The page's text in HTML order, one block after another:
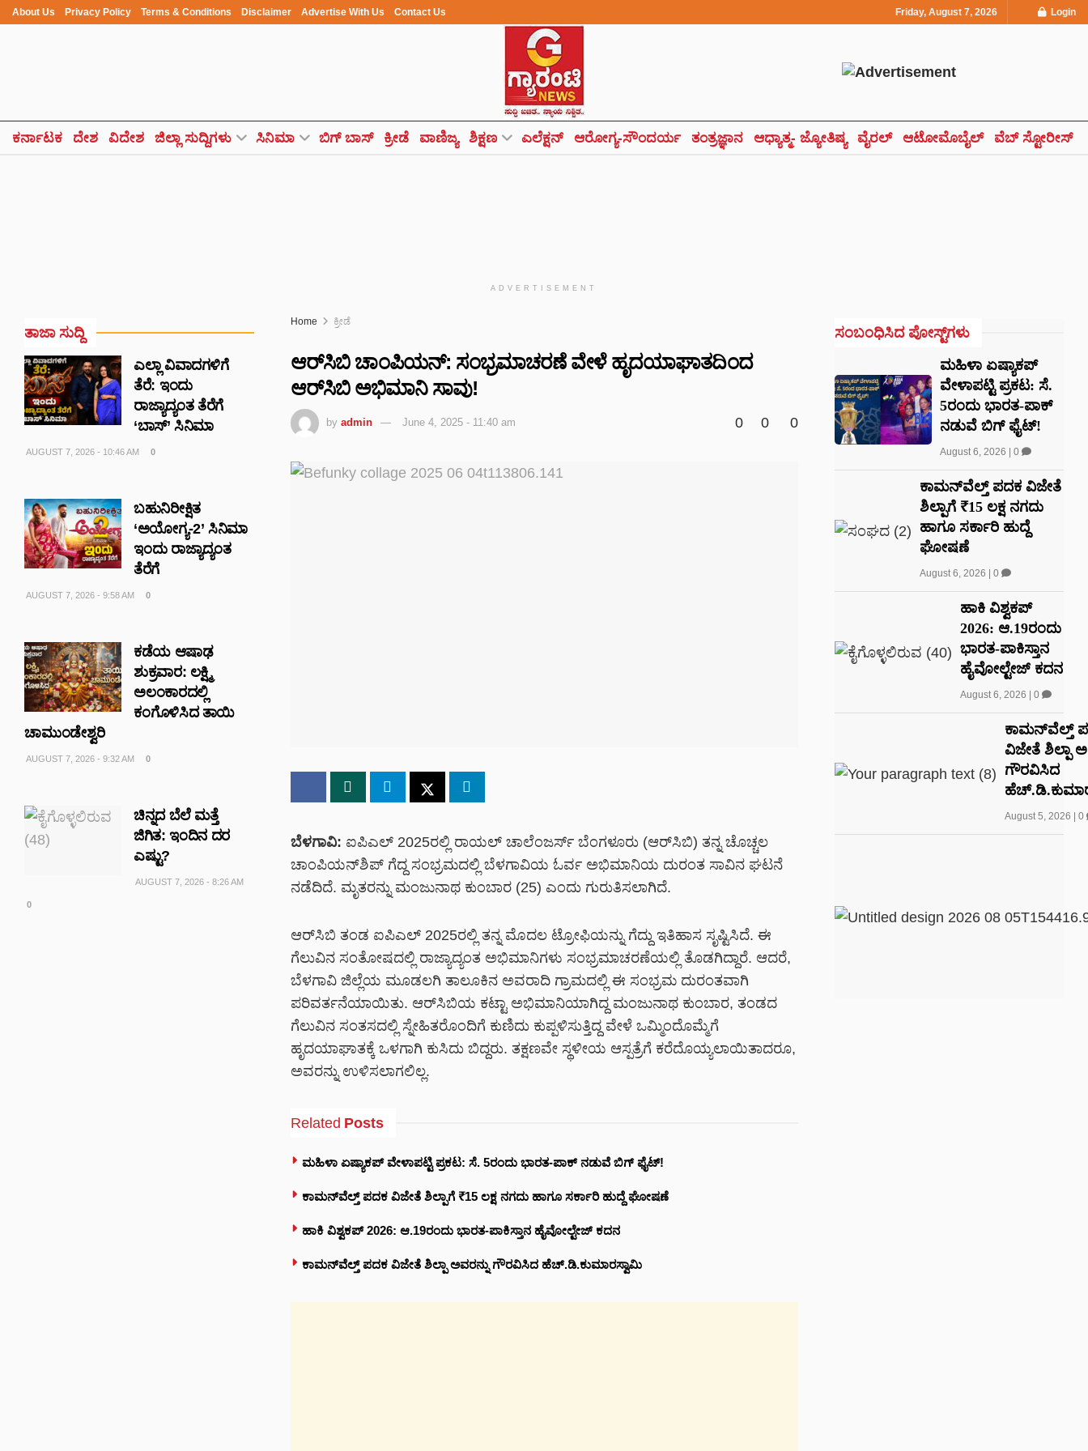
About Us Privacy Policy Terms & Conditions Disclaimer Advertise With Us Contact Us Friday, August 7, 2026 Login
ಕರ್ನಾಟಕ ದೇಶ ವಿದೇಶ ಜಿಲ್ಲಾ ಸುದ್ದಿಗಳು ಸಿನಿಮಾ ಬಿಗ್ ಬಾಸ್ ಕ್ರೀಡೆ ವಾಣಿಜ್ಯ ಶಿಕ್ಷಣ ಎಲೆಕ್ಷನ್ ಆರೋಗ್ಯ-ಸೌಂದರ್ಯ ತಂತ್ರಜ್ಞಾನ ಆಧ್ಯಾತ್ಮ- ಜ್ಯೋತಿಷ್ಯ ವೈರಲ್ ಆಟೋಮೊಬೈಲ್ ವೆಬ್ ಸ್ಟೋರೀಸ್
ADVERTISEMENT
Home ಕ್ರೀಡೆ
ಆರ್‌ಸಿಬಿ ಚಾಂಪಿಯನ್: ಸಂಭ್ರಮಾಚರಣೆ ವೇಳೆ ಹೃದಯಾಘಾತದಿಂದ
ಆರ್‌ಸಿಬಿ ಅಭಿಮಾನಿ ಸಾವು!
by admin June 4, 2025 - 11:40 am 0 0 0
ಬೆಳಗಾವಿ: ಐಪಿಎಲ್ 2025ರಲ್ಲಿ ರಾಯಲ್ ಚಾಲೆಂಜರ್ಸ್ ಬೆಂಗಳೂರು (ಆರ್‌ಸಿಬಿ) ತನ್ನ ಚೊಚ್ಚಲ
ಚಾಂಪಿಯನ್‌ಶಿಪ್ ಗೆದ್ದ ಸಂಭ್ರಮದಲ್ಲಿ ಬೆಳಗಾವಿಯ ಓರ್ವ ಅಭಿಮಾನಿಯ ದುರಂತ ಸಾವಿನ ಘಟನೆ
ನಡೆದಿದೆ. ಮೃತರನ್ನು ಮಂಜುನಾಥ ಕುಂಬಾರ (25) ಎಂದು ಗುರುತಿಸಲಾಗಿದೆ.
ಆರ್‌ಸಿಬಿ ತಂಡ ಐಪಿಎಲ್ 2025ರಲ್ಲಿ ತನ್ನ ಮೊದಲ ಟ್ರೋಫಿಯನ್ನು ಗೆದ್ದು ಇತಿಹಾಸ ಸೃಷ್ಟಿಸಿದೆ. ಈ
ಗೆಲುವಿನ ಸಂತೋಷದಲ್ಲಿ ರಾಜ್ಯಾದ್ಯಂತ ಅಭಿಮಾನಿಗಳು ಸಂಭ್ರಮಾಚರಣೆಯಲ್ಲಿ ತೊಡಗಿದ್ದಾರೆ. ಆದರೆ,
ಬೆಳಗಾವಿ ಜಿಲ್ಲೆಯ ಮೂಡಲಗಿ ತಾಲೂಕಿನ ಅವರಾದಿ ಗ್ರಾಮದಲ್ಲಿ ಈ ಸಂಭ್ರಮ ದುರಂತವಾಗಿ
ಪರಿವರ್ತನೆಯಾಯಿತು. ಆರ್‌ಸಿಬಿಯ ಕಟ್ಟಾ ಅಭಿಮಾನಿಯಾಗಿದ್ದ ಮಂಜುನಾಥ ಕುಂಬಾರ, ತಂಡದ
ಗೆಲುವಿನ ಸಂತಸದಲ್ಲಿ ಸ್ನೇಹಿತರೊಂದಿಗೆ ಕುಣಿದು ಕುಪ್ಪಳಿಸುತ್ತಿದ್ದ ವೇಳೆ ಒಮ್ಮಿಂದೊಮ್ಮೆಗೆ
ಹೃದಯಾಘಾತಕ್ಕೆ ಒಳಗಾಗಿ ಕುಸಿದು ಬಿದ್ದರು. ತಕ್ಷಣವೇ ಸ್ಥಳೀಯ ಆಸ್ಪತ್ರೆಗೆ ಕರೆದೊಯ್ಯಲಾಯಿತಾದರೂ,
ಅವರನ್ನು ಉಳಿಸಲಾಗಲಿಲ್ಲ.
Related Posts
ಮಹಿಳಾ ಏಷ್ಯಾಕಪ್ ವೇಳಾಪಟ್ಟಿ ಪ್ರಕಟ: ಸೆ. 5ರಂದು ಭಾರತ-ಪಾಕ್‌ ನಡುವೆ ಬಿಗ್ ಫೈಟ್!
ಕಾಮನ್‌ವೆಲ್ತ್ ಪದಕ ವಿಜೇತೆ ಶಿಲ್ಪಾಗೆ ₹15 ಲಕ್ಷ ನಗದು ಹಾಗೂ ಸರ್ಕಾರಿ ಹುದ್ದೆ ಘೋಷಣೆ
ಹಾಕಿ ವಿಶ್ವಕಪ್ 2026: ಆ.19ರಂದು ಭಾರತ-ಪಾಕಿಸ್ತಾನ ಹೈವೋಲ್ಟೇಜ್ ಕದನ
ಕಾಮನ್‌ವೆಲ್ತ್ ಪದಕ ವಿಜೇತೆ ಶಿಲ್ಪಾ ಅವರನ್ನು ಗೌರವಿಸಿದ ಹೆಚ್.ಡಿ.ಕುಮಾರಸ್ವಾಮಿ
ತಾಜಾ ಸುದ್ದಿ
ಎಲ್ಲಾ ವಿವಾದಗಳಿಗೆ
ತೆರೆ: ಇಂದು
ರಾಜ್ಯಾದ್ಯಂತ ತೆರೆಗೆ
‘ಬಾಸ್’ ಸಿನಿಮಾ
AUGUST 7, 2026 - 10:46 AM 0
ಬಹುನಿರೀಕ್ಷಿತ
‘ಅಯೋಗ್ಯ-2’ ಸಿನಿಮಾ
ಇಂದು ರಾಜ್ಯಾದ್ಯಂತ
ತೆರೆಗೆ
AUGUST 7, 2026 - 9:58 AM 0
ಕಡೆಯ ಆಷಾಢ
ಶುಕ್ರವಾರ: ಲಕ್ಷ್ಮಿ
ಅಲಂಕಾರದಲ್ಲಿ
ಕಂಗೊಳಿಸಿದ ತಾಯಿ
ಚಾಮುಂಡೇಶ್ವರಿ
AUGUST 7, 2026 - 9:32 AM 0
ಚಿನ್ನದ ಬೆಲೆ ಮತ್ತೆ
ಜಿಗಿತ: ಇಂದಿನ ದರ
ಎಷ್ಟು?
AUGUST 7, 2026 - 8:26 AM
0
ಸಂಬಂಧಿಸಿದ ಪೋಸ್ಟ್‌ಗಳು
ಮಹಿಳಾ ಏಷ್ಯಾಕಪ್
ವೇಳಾಪಟ್ಟಿ ಪ್ರಕಟ: ಸೆ.
5ರಂದು ಭಾರತ-ಪಾಕ್‌
ನಡುವೆ ಬಿಗ್ ಫೈಟ್!
August 6, 2026 0
ಕಾಮನ್‌ವೆಲ್ತ್ ಪದಕ ವಿಜೇತೆ
ಶಿಲ್ಪಾಗೆ ₹15 ಲಕ್ಷ ನಗದು
ಹಾಗೂ ಸರ್ಕಾರಿ ಹುದ್ದೆ
ಘೋಷಣೆ
August 6, 2026 0
ಹಾಕಿ ವಿಶ್ವಕಪ್
2026: ಆ.19ರಂದು
ಭಾರತ-ಪಾಕಿಸ್ತಾನ
ಹೈವೋಲ್ಟೇಜ್ ಕದನ
August 6, 2026 0
ಕಾಮನ್‌ವೆಲ್ತ್
ವಿಜೇತೆ ಶಿಲ್ಪಾ
ಗೌರವಿಸಿದ
August 5, 2026 0